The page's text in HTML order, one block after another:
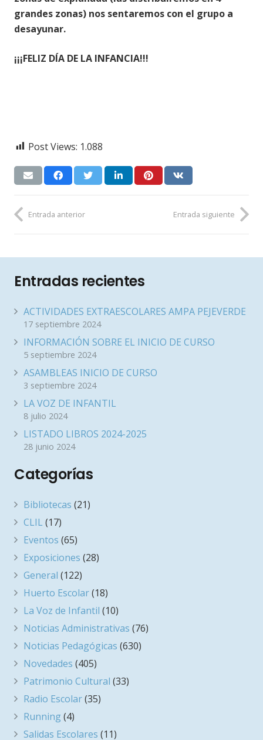
grandes zonas) nos sentaremos con el grupo a
desayunar.
¡¡¡FELIZ DÍA DE LA INFANCIA!!!
Post Views: 1.088
Entrada anterior Entrada siguiente
Entradas recientes
ACTIVIDADES EXTRAESCOLARES AMPA PEJEVERDE
17 septiembre 2024
INFORMACIÓN SOBRE EL INICIO DE CURSO
5 septiembre 2024
ASAMBLEAS INICIO DE CURSO
3 septiembre 2024
LA VOZ DE INFANTIL
8 julio 2024
LISTADO LIBROS 2024-2025
28 junio 2024
Categorías
Bibliotecas (21)
CLIL (17)
Eventos (65)
Exposiciones (28)
General (122)
Huerto Escolar(18)
La Voz de Infantil (10)
Noticias Administrativas (76)
Noticias Pedagógicas (630)
Novedades (405)
Patrimonio Cultural (33)
Radio Escolar(35)
Running(4)
Salidas Escolares (11)